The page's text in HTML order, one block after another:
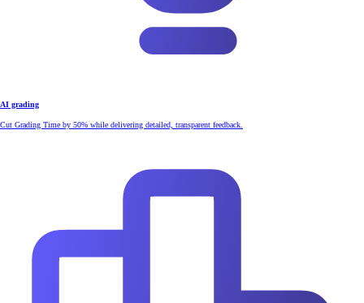
AI grading
Cut Grading Time by 50% while delivering detailed, transparent feedback.